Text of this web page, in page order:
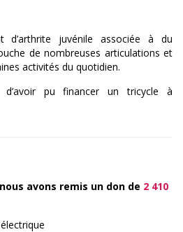
juvénile associée à du
de nombreuses articulations et
activités du quotidien.
d’avoir pu financer un tricycle à
avons remis un don de 2 410